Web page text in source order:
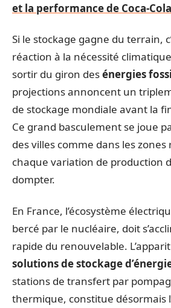
et la performance de Coca-Cola
Si le stockage gagne du terrain,
réaction à la nécessité
sortir du giron desénergies
projections annoncent un
de stockage mondiale avant la
Ce grand basculement se joue
des villes comme dans les zones
chaque variation de production
dompter.
En France, l’écosystème
bercé par le nucléaire, doit
rapide du renouvelable.
solutions de stockage
stations de transfert par
thermique, constitue désormais